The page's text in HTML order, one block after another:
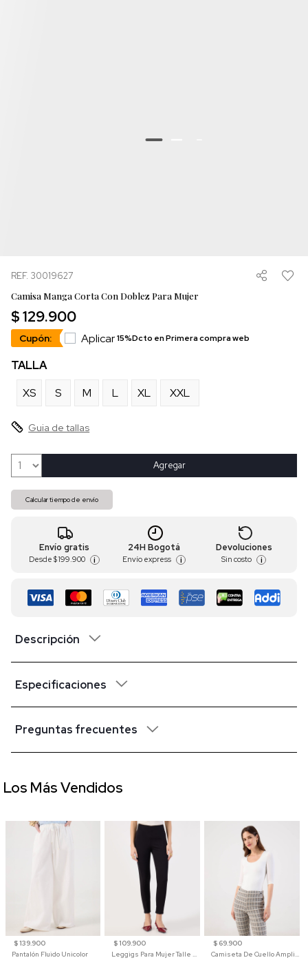
REF. 30019627
Camisa Manga Corta Con Doblez Para Mujer
$ 129.900
Cupón: Aplicar15%Dcto en Primera compra web
TALLA
XS
S M L XL XXL
Guia de tallas
Agregar
Calcular tiempo de envío
Envío gratis
Desde $ 199.900 i
24H Bogotá
Envío express i
Devoluciones
Sin costo i
Descripción
Especificaciones
Preguntas frecuentes
$ 139.900
Pantalón Fluido Unicolor
$ 109.900
Leggigs Para Mujer Talle Alto Liso
$ 69.900
Camiseta De Cuello Amplio Y Manga 3/4 Para Mujer
Los Más Vendidos